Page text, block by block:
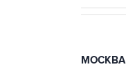
МОСКВА